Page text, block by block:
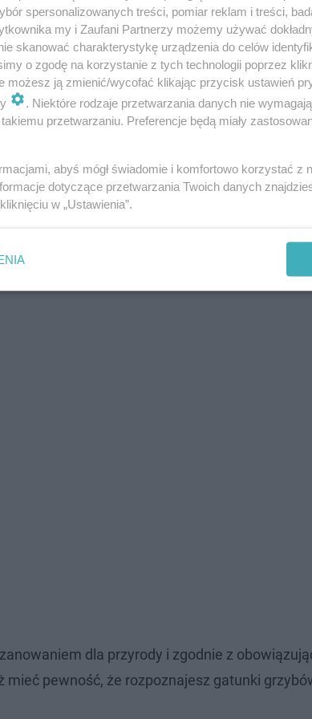
zawsze znaleźć spore ilości pysznych
dla przyrody i zgodnie z
pewność, że rozpoznajesz gatunki
spersonalizowanych treści, pomiar reklam i treści,
my i Zaufani Partnerzy możemy używać
skanować charakterystykę urządzenia do celów
o zgodę na korzystanie z tych technologii poprzez
możesz ją zmienić/wycofać klikając przycisk ustawień
. Niektóre rodzaje przetwarzania danych nie
przetwarzaniu. Preferencje będą miały
abyś mógł świadomie i komfortowo korzystać z
dotyczące przetwarzania Twoich danych
w „Ustawienia”.